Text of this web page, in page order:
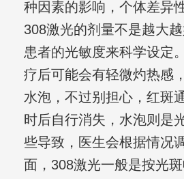
种因素的影响，个体差异
308激光的剂量不是越大
患者的光敏度来科学设定
疗后可能会有轻微灼热感
水泡，不过别担心，红斑
时后自行消失，水泡则是
些导致，医生会根据情况
面，308激光一般是按光